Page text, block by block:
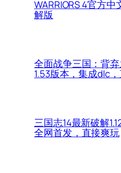
WARRIORS 4官方中
解版
全面战争三国：背
1.53版本，集成dlc
三国志14最新破解
全网首发，直接爽玩